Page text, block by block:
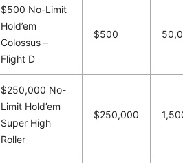
$500 No-Limit
Hold’em
Colossus –
Flight D
$500
$250,000 No-
Limit Hold’em
Super High
Roller
$250,000